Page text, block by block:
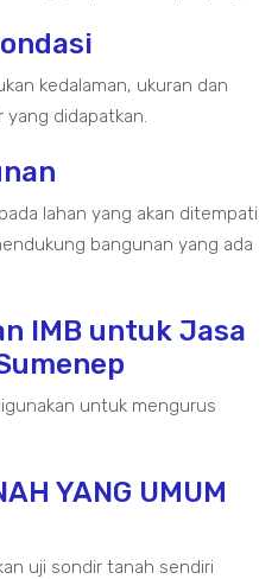
kedalaman, ukuran dan
yang didapatkan.
lahan yang akan ditempati
bangunan yang ada
IMB untuk Jasa
untuk mengurus
YANG UMUM
uji sondir tanah sendiri